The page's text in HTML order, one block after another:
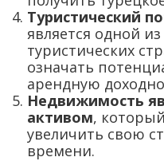
Туристический
является одной
туристических
означать
арендную
Недвижимость
активом,
увеличить свою
времени.